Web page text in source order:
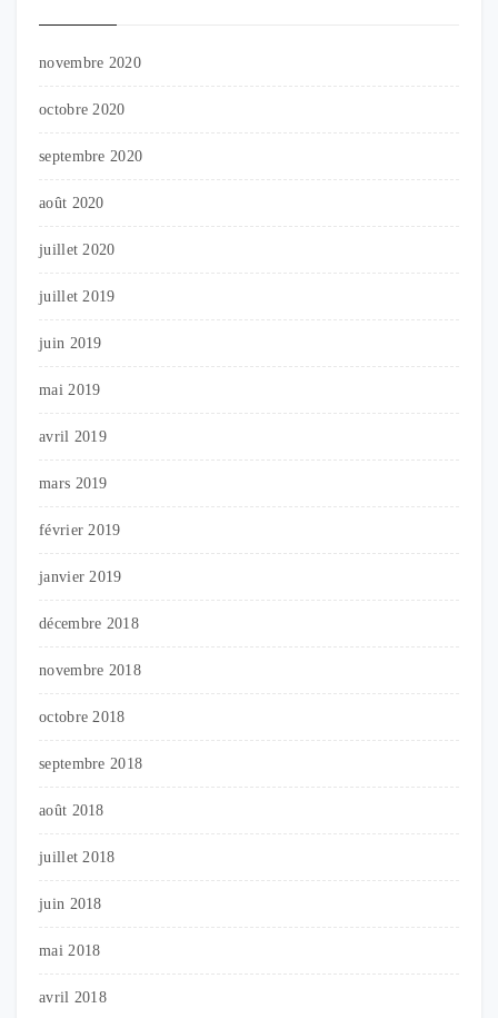
novembre 2020
octobre 2020
septembre 2020
août 2020
juillet 2020
juillet 2019
juin 2019
mai 2019
avril 2019
mars 2019
février 2019
janvier 2019
décembre 2018
novembre 2018
octobre 2018
septembre 2018
août 2018
juillet 2018
juin 2018
mai 2018
avril 2018